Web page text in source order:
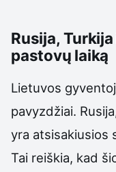
Rusija,
pastovų laiką
Lietuvos
pavyzdžiai.
yra atsisakiusios
Tai reiškia, kad